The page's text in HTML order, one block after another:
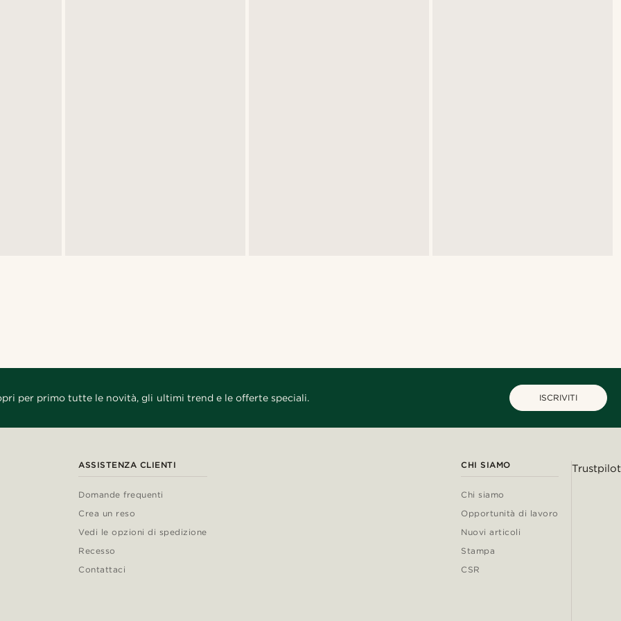
per primo tutte le novità, gli ultimi trend e le offerte speciali. ISCRIVITI
ASSISTENZA CLIENTI
Domande frequenti
Crea un reso
Vedi le opzioni di spedizione
Recesso
Contattaci
CHI SIAMO
Chi siamo
Opportunità di lavoro
Nuovi articoli
Stampa
CSR
Trustpilot